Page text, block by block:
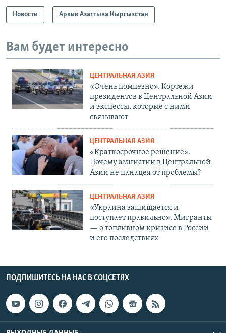
Новости Архив Азаттыка Кыргызстан
Вам будет интересно
ЦЕНТРАЛЬНАЯ АЗИЯ
«Очень помпезно». Кортежи
президентов в Центральной Азии
и эксцессы, которые с ними
связывают
ЦЕНТРАЛЬНАЯ АЗИЯ
«Краткосрочное решение».
Почему амнистии в Центральной
Азии не панацея от проблемы?
ЦЕНТРАЛЬНАЯ АЗИЯ
«Украина защищается и
поступает правильно». Мигранты
— о топливном кризисе в России
и его последствиях
ПОДПИШИТЕСЬ НА НАС В СОЦСЕТЯХ